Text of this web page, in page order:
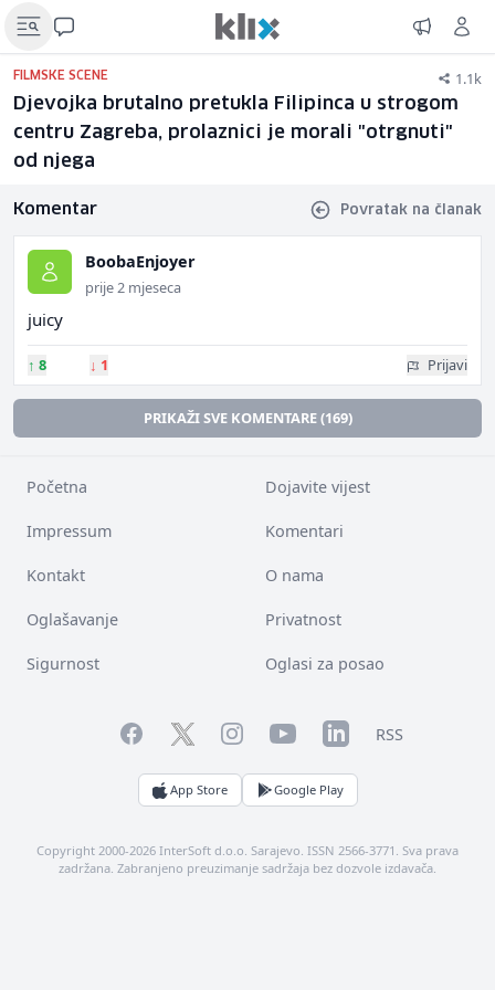
FILMSKE SCENE 1.1k
Djevojka brutalno pretukla Filipinca u strogom
centru Zagreba, prolaznici je morali "otrgnuti"
od njega
Komentar Povratak na članak
BoobaEnjoyer
prije 2 mjeseca
juicy
↑ 8 ↓ 1 Prijavi
PRIKAŽI SVE KOMENTARE (169)
Početna Dojavite vijest
Impressum Komentari
Kontakt O nama
Oglašavanje Privatnost
Sigurnost Oglasi za posao
FacebookTwitterInstagramYouTubeLinkedInRSS
App Store Google Play
Copyright 2000-2026 InterSoft d.o.o. Sarajevo. ISSN 2566-3771. Sva prava
zadržana. Zabranjeno preuzimanje sadržaja bez dozvole izdavača.